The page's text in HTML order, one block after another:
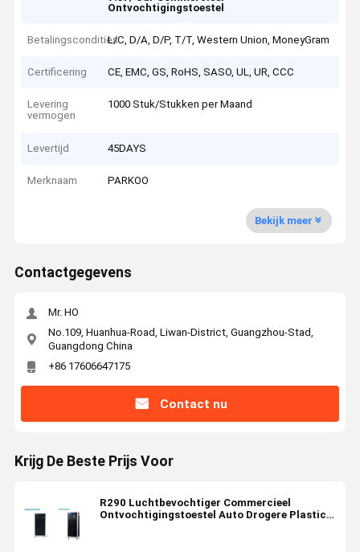
Ontvochtigingstoestel
BetalingsconditiesL/C, D/A, D/P, T/T, Western Union, MoneyGram
Certificering CE, EMC, GS, RoHS, SASO, UL, UR, CCC
Levering
vermogen
1000 Stuk/Stukken per Maand
Levertijd 45DAYS
Merknaam PARKOO
Bekijk meer
Contactgegevens
Mr. HO
No.109, Huanhua-Road, Liwan-District, Guangzhou-Stad,
Guangdong China
+86 17606647175
Contact nu
Krijg De Beste Prijs Voor
R290 Luchtbevochtiger Commercieel
Ontvochtigingstoestel Auto Drogere Plastic